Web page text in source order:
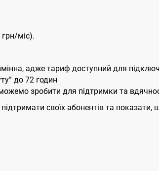
міс).
адже тариф доступний для
до 72 годин
зробити для підтримки та
своїх абонентів та показати,